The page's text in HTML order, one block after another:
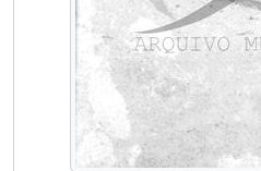
[Item] Carnaval
[Item] Carnaval
[Item] Carnaval
[Item] Carnaval
[Item] Carnaval
[Item] Carnaval